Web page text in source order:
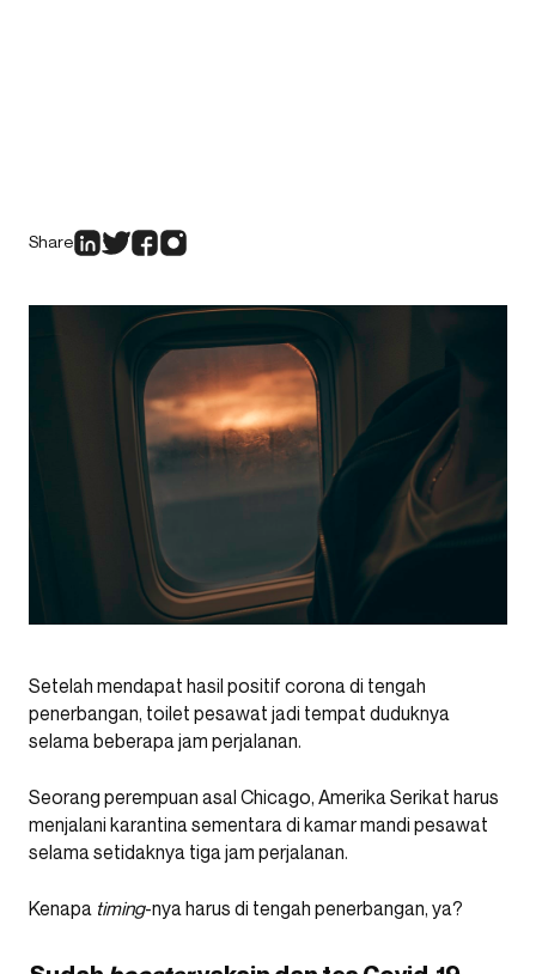
Share
Setelah mendapat hasil positif corona di tengah
penerbangan, toilet pesawat jadi tempat duduknya
selama beberapa jam perjalanan.
Seorang perempuan asal Chicago, Amerika Serikat harus
menjalani karantina sementara di kamar mandi pesawat
selama setidaknya tiga jam perjalanan.
Kenapa timing-nya harus di tengah penerbangan, ya?